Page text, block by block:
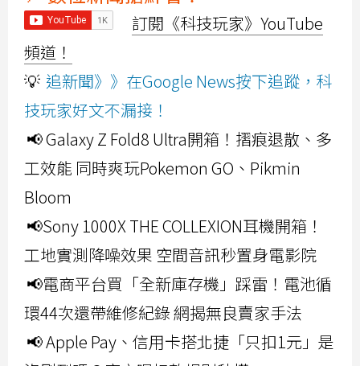
訂閱《科技玩家》YouTube
頻道！
💡 追新聞》》在Google News按下追蹤，科
技玩家好文不漏接！
📢 Galaxy Z Fold8 Ultra開箱！摺痕退散、多
工效能 同時爽玩Pokemon GO、Pikmin
Bloom
📢Sony 1000X THE COLLEXION耳機開箱！
工地實測降噪效果 空間音訊秒置身電影院
📢電商平台買「全新庫存機」踩雷！電池循
環44次還帶維修紀錄 網揭無良賣家手法
📢 Apple Pay、信用卡搭北捷「只扣1元」是